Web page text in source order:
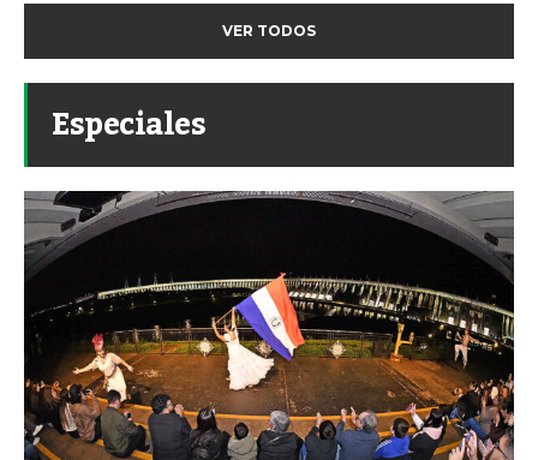
VER TODOS
Especiales